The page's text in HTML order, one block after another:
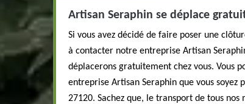
Artisan Seraphin se déplace
Si vous avez décidé de faire poser une
à contacter notre entreprise Artisan
déplacerons gratuitement chez vous. Vous
entreprise Artisan Seraphin que vous soyez
27120. Sachez que, le transport de tous